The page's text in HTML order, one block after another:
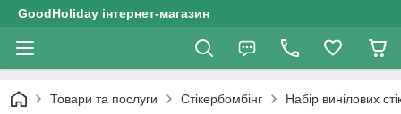
GoodHoliday інтернет-магазин
Товари та послуги Стікербомбінг Набір винілових